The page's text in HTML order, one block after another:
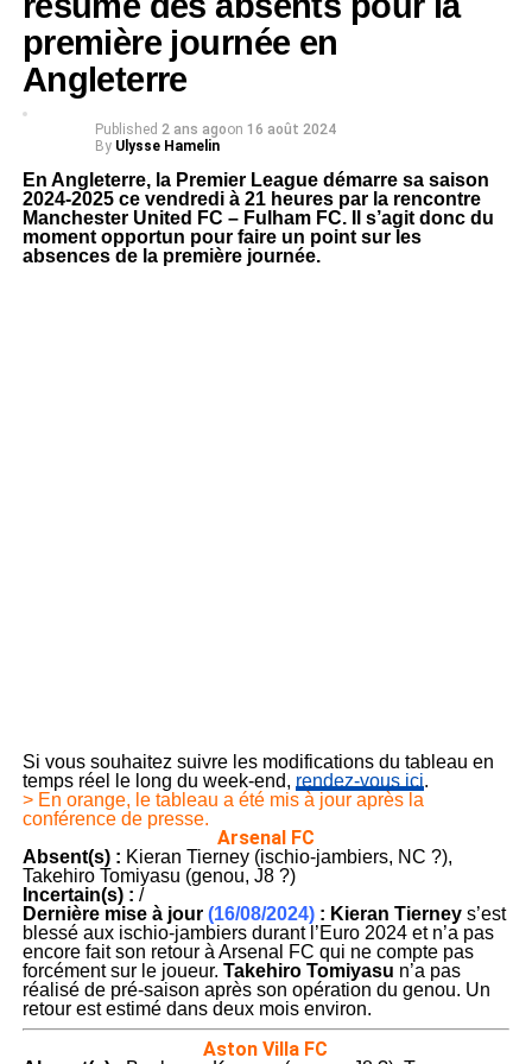
première journée en
Angleterre
Published 2 ans agoon 16 août 2024
By Ulysse Hamelin
En Angleterre, la Premier League démarre sa saison
2024-2025 ce vendredi à 21 heures par la rencontre
Manchester United FC – Fulham FC. Il s’agit donc du
moment opportun pour faire un point sur les
absences de la première journée.
Si vous souhaitez suivre les modifications du tableau en
temps réel le long du week-end, rendez-vous ici.
> En orange, le tableau a été mis à jour après la
conférence de presse.
Arsenal FC
Absent(s) : Kieran Tierney (ischio-jambiers, NC ?),
Takehiro Tomiyasu (genou, J8 ?)
Incertain(s) : /
Dernière mise à jour (16/08/2024): Kieran Tierneys’est
blessé aux ischio-jambiers durant l’Euro 2024 et n’a pas
encore fait son retour à Arsenal FC qui ne compte pas
forcément sur le joueur. Takehiro Tomiyasu n’a pas
réalisé de pré-saison après son opération du genou. Un
retour est estimé dans deux mois environ.
Aston Villa FC